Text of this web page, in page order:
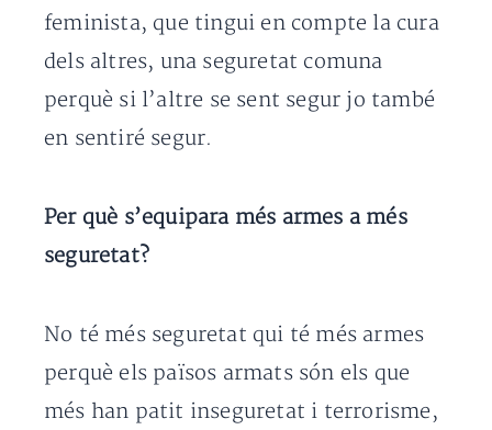
feminista, que tingui en compte la cura
dels altres, una seguretat comuna
perquè si l’altre se sent segur jo també
en sentiré segur.
Per què s’equipara més armes a més
seguretat?
No té més seguretat qui té més armes
perquè els països armats són els que
més han patit inseguretat i terrorisme,